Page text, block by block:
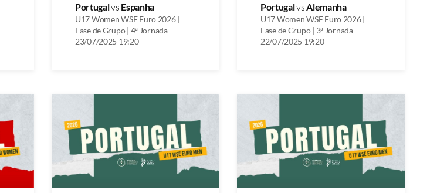
Portugalvs Espanha
U17 Women WSE Euro 2026 |
Fase de Grupo | 4ª Jornada
23/07/2025 19:20
PortugalvsAlemanha
U17 Women WSE Euro 2026 |
Fase de Grupo | 3ª Jornada
22/07/2025 19:20